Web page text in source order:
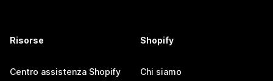
Risorse
Centro assistenza Shopify
Shopify
Chi siamo